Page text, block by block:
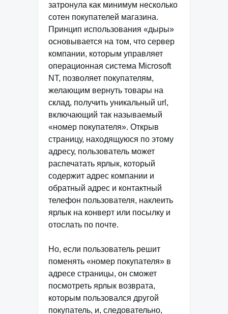
затронула как минимум несколько
сотен покупателей магазина.
Принцип использования «дыры»
основывается на том, что сервер
компании, которым управляет
операционная система Microsoft
NT, позволяет покупателям,
желающим вернуть товары на
склад, получить уникальный url,
включающий так называемый
«номер покупателя». Открыв
страницу, находящуюся по этому
адресу, пользователь может
распечатать ярлык, который
содержит адрес компании и
обратный адрес и контактный
телефон пользователя, наклеить
ярлык на конверт или посылку и
отослать по почте.
Но, если пользователь решит
поменять «номер покупателя» в
адресе страницы, он сможет
посмотреть ярлык возврата,
которым пользовался другой
покупатель, и, следовательно,